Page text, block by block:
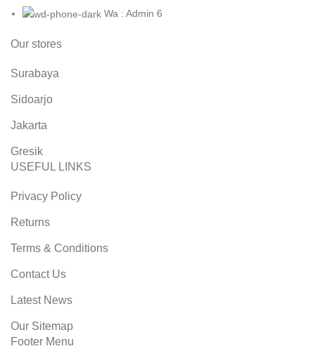
Wa : Admin 6
Our stores
Surabaya
Sidoarjo
Jakarta
Gresik
USEFUL LINKS
Privacy Policy
Returns
Terms & Conditions
Contact Us
Latest News
Our Sitemap
Footer Menu